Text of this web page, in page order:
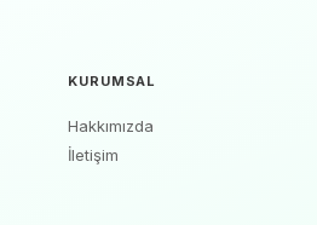
KURUMSAL
Hakkımızda
İletişim